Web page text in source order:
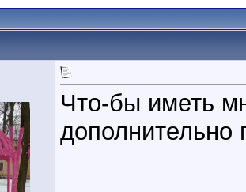
Что-бы иметь
дополнительно